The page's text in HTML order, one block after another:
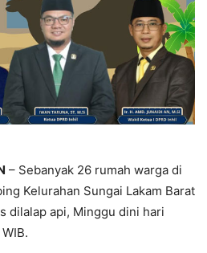
– Sebanyak 26 rumah warga di
Kelurahan Sungai Lakam Barat
dilalap api, Minggu dini hari